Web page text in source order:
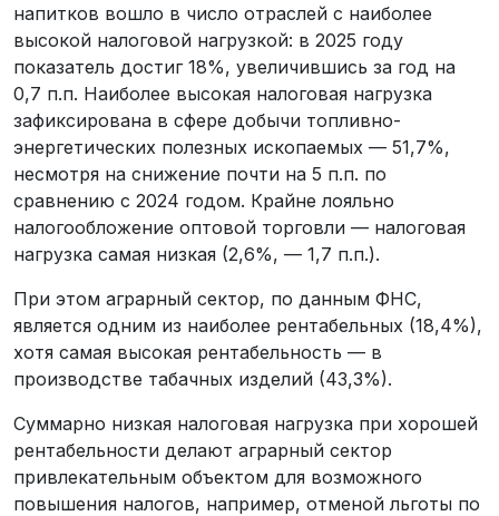
напитков вошло в число отраслей с наиболее
высокой налоговой нагрузкой: в 2025 году
показатель достиг 18%, увеличившись за год на
0,7 п.п. Наиболее высокая налоговая нагрузка
зафиксирована в сфере добычи топливно-
энергетических полезных ископаемых — 51,7%,
несмотря на снижение почти на 5 п.п. по
сравнению с 2024 годом. Крайне лояльно
налогообложение оптовой торговли — налоговая
нагрузка самая низкая (2,6%, — 1,7 п.п.).
При этом аграрный сектор, по данным ФНС,
является одним из наиболее рентабельных (18,4%),
хотя самая высокая рентабельность — в
производстве табачных изделий (43,3%).
Суммарно низкая налоговая нагрузка при хорошей
рентабельности делают аграрный сектор
привлекательным объектом для возможного
повышения налогов, например, отменой льготы по